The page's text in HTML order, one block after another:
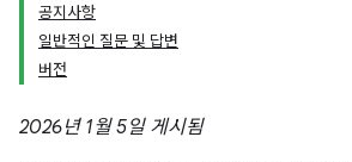
공지사항
일반적인 질문 및 답변
버전
2026년 1월 5일 게시됨